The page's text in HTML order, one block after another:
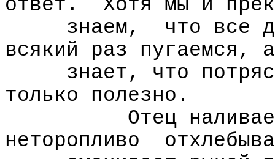
ответ.
Хотя мы и
знаем,
что все
всякий раз пугаемся,
знает, что
только полезно.
Отец
неторопливо